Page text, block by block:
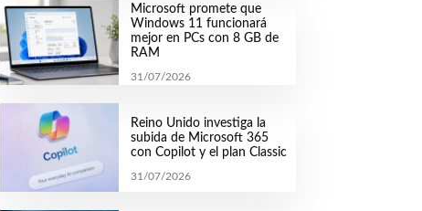
Microsoft promete que
Windows 11 funcionará
mejor en PCs con 8 GB de
RAM
31/07/2026
Reino Unido investiga la
subida de Microsoft 365
con Copilot y el plan Classic
31/07/2026